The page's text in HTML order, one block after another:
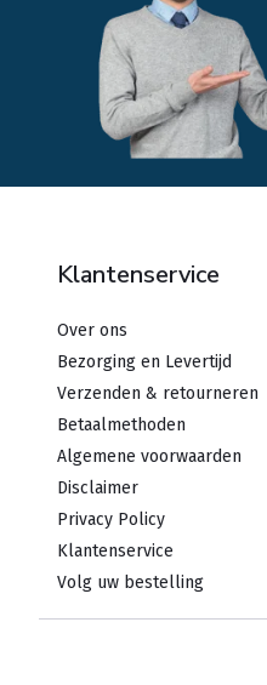
Klantenservice
Over ons
Bezorging en Levertijd
Verzenden & retourneren
Betaalmethoden
Algemene voorwaarden
Disclaimer
Privacy Policy
Klantenservice
Volg uw bestelling